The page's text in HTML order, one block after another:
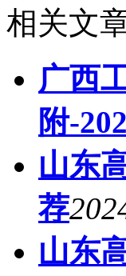
相关文
广西
附-
山东
荐
山东